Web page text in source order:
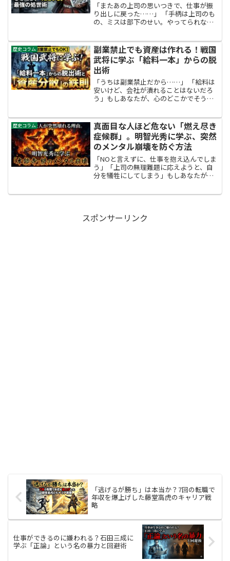
「またあの上司の思いつきで、仕事が振
り出しに戻った……」 「手柄は上司のも
の、ミスは部下のせい。やってられな
ャ」です。配属された瞬間、あるいは上
司が変わった瞬間に、自分の...
歴史コラム
副業禁止でも資産は作れる！戦国
武将に学ぶ「給料一本」からの脱
出術
「うちは副業禁止だから……」 「給料は
安いけど、会社が潰れることはないだろ
う」もしあなたが、心のどこかでそう思
戦場に立っている」のと同じかもしれま
せん。物価上昇、増税...
歴史コラム
真面目な人ほど危ない「燃え尽き
症候群」。明智光秀に学ぶ、突然
のメンタル崩壊を防ぐ方法
「NOと言えずに、仕事を抱え込んでしま
う」「上司の無理難題に応えようと、自
分を犠牲にしてしまう」もしあなたが、
スポンサーリンク
「逃げるが勝ち」は本当か？7回の転職で
年収を爆上げした藤堂高虎のキャリア戦
略
仕事ができるのに嫌われる？石田三成に
学ぶ「正論」という名の暴力と回避術